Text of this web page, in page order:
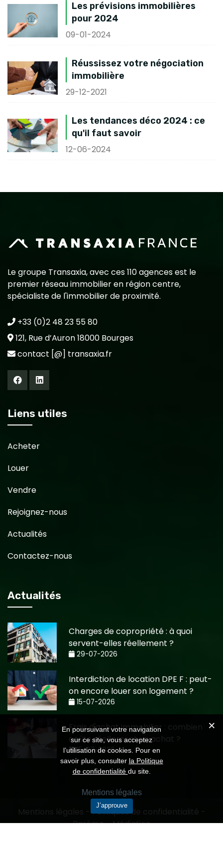
Les prévisions immobilières
pour 2024
09-01-2024
Réussissez votre négociation
immobilière
29-12-2021
Les tendances déco 2024 : ce
qu'il faut savoir
12-06-2024
Le groupe Transaxia, avec ces 110 agences est le
premier réseau immobilier en région centre,
spécialiste de l'immobilier de proximité.
+33 (0)2 48 23 55 80
121, Rue d’Auron 18000 Bourges
contact [@] transaxia.fr
Liens utiles
Acheter
Louer
Vendre
Rejoignez-nous
Actualités
Contactez-nous
Actualités
Charges de copropriété : à quoi
servent-elles réellement ?
29-07-2026
Interdiction de location DPE F : peut-
on encore louer son logement ?
15-07-2026
Frais d'achat immobilier : combien
coûte réellement un achat ?
15-07-2026
Mentions légales -Politiques de confidentialité
Barème-Médiation
En poursuivant votre navigation
sur ce site, vous acceptez
l’utilisation de cookies. Pour en
savoir plus, consulter la Politique
de confidentialité du site.
Mentions légales
J’approuve